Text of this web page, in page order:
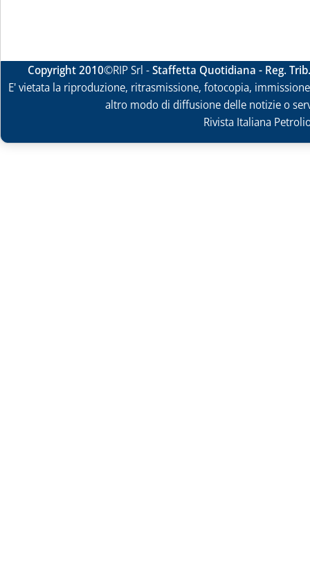
Copyright 2010©RIP Srl -Staffetta Quotidiana - Reg.
E' vietata la riproduzione, ritrasmissione, fotocopia,
altro modo di diffusione delle notizie o
Rivista Italiana